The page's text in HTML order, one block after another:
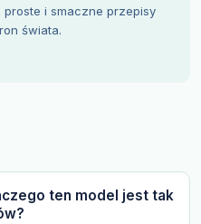
i smaczne przepisy
świata.
ten model jest tak